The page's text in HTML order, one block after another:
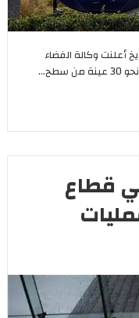
أعلنت وكالة الفضاء
قطاع